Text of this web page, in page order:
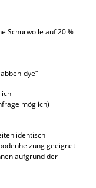
Schurwolle auf 20 %
dye“
möglich)
identisch
geeignet
aufgrund der